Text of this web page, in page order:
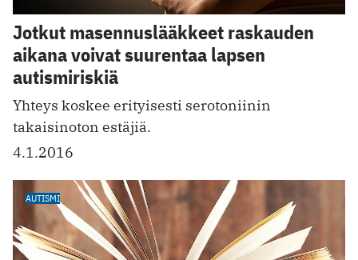
Jotkut masennuslääkkeet raskauden
aikana voivat suurentaa lapsen
autismiriskiä
Yhteys koskee erityisesti serotoniinin
takaisinoton estäjiä.
4.1.2016
AUTISMI